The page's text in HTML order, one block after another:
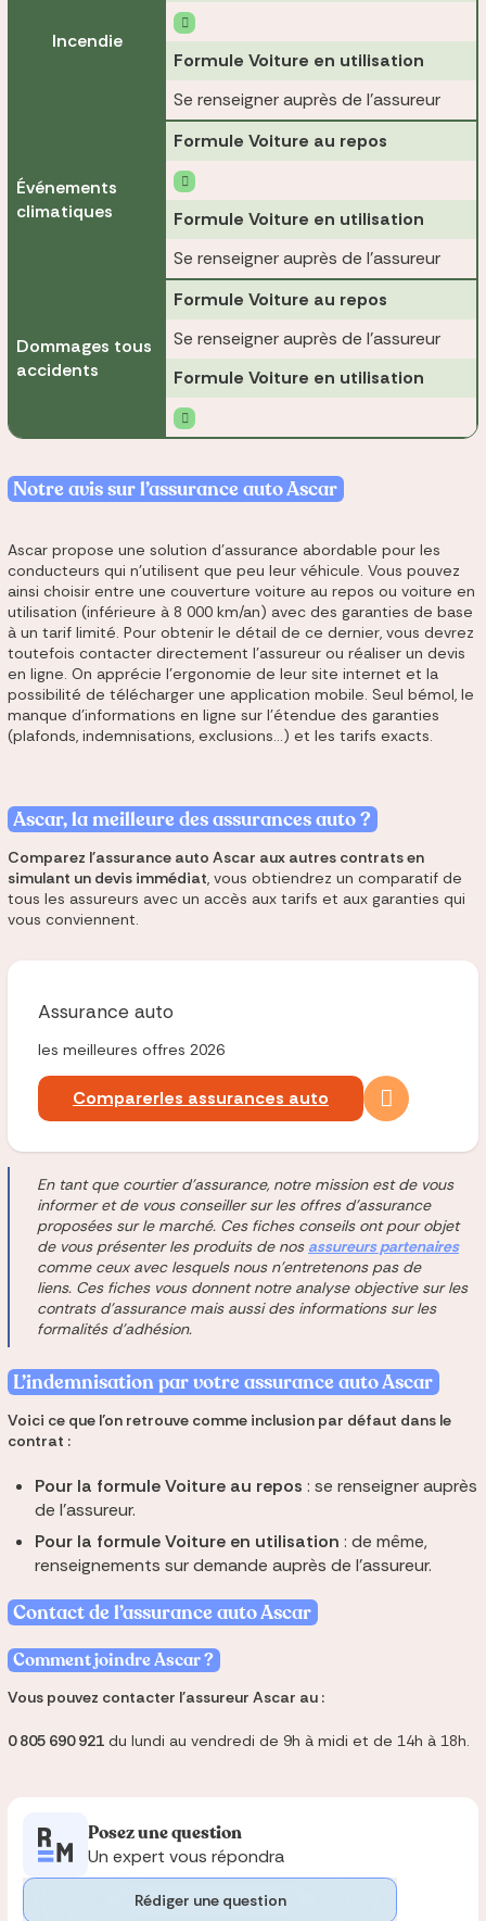
Incendie
Formule Voiture en utilisation
Se renseigner auprès de l'assureur
Événements
climatiques
Formule Voiture au repos
Formule Voiture en utilisation
Se renseigner auprès de l'assureur
Dommages tous
accidents
Formule Voiture au repos
Se renseigner auprès de l'assureur
Formule Voiture en utilisation
Notre avis sur l’assurance auto Ascar
Ascar propose une solution d'assurance abordable pour les
conducteurs qui n'utilisent que peu leur véhicule. Vous pouvez
ainsi choisir entre une couverture voiture au repos ou voiture en
utilisation (inférieure à 8 000 km/an) avec des garanties de base
à un tarif limité. Pour obtenir le détail de ce dernier, vous devrez
toutefois contacter directement l'assureur ou réaliser un devis
en ligne. On apprécie l'ergonomie de leur site internet et la
possibilité de télécharger une application mobile. Seul bémol, le
manque d'informations en ligne sur l'étendue des garanties
(plafonds, indemnisations, exclusions...) et les tarifs exacts.
Ascar, la meilleure des assurances auto ?
Comparez l'assurance auto Ascar aux autres contrats en
simulant un devis immédiat, vous obtiendrez un comparatif de
tous les assureurs avec un accès aux tarifs et aux garanties qui
vous conviennent.
Assurance auto
les meilleures offres 2026
Comparerles assurances auto
En tant que courtier d'assurance, notre mission est de vous
informer et de vous conseiller sur les offres d'assurance
proposées sur le marché. Ces fiches conseils ont pour objet
de vous présenter les produits de nos assureurs partenaires
comme ceux avec lesquels nous n'entretenons pas de
liens. Ces fiches vous donnent notre analyse objective sur les
contrats d'assurance mais aussi des informations sur les
formalités d'adhésion.
L’indemnisation par votre assurance auto Ascar
Voici ce que l’on retrouve comme inclusion par défaut dans le
contrat :
Pour la formule Voiture au repos : se renseigner auprès
de l'assureur.
Pour la formule Voiture en utilisation : de même,
renseignements sur demande auprès de l'assureur.
Contact de l’assurance auto Ascar
Comment joindre Ascar ?
Vous pouvez contacter l'assureur Ascar au :
0 805 690 921 du lundi au vendredi de 9h à midi et de 14h à 18h.
Posez une question
Un expert vous répondra
Rédiger une question